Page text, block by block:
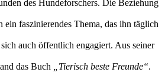
des Hundeforschers. Die Beziehung
faszinierendes Thema, das ihn täglich
auch öffentlich engagiert. Aus seiner
das Buch „Tierisch beste Freunde“.